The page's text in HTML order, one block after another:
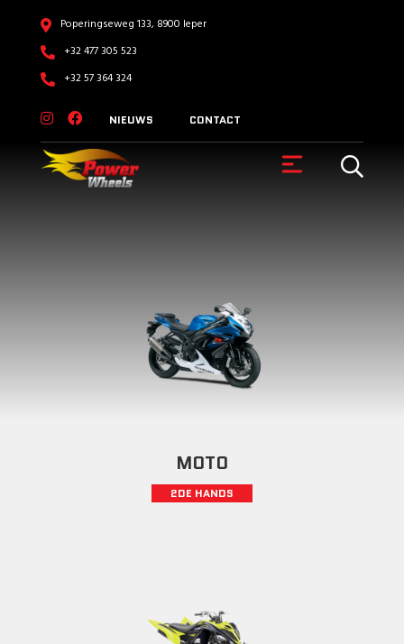
Poperingseweg 133, 8900 Ieper
+32 477 305 523
+32 57 364 324
NIEUWS CONTACT
MOTO
2DE HANDS